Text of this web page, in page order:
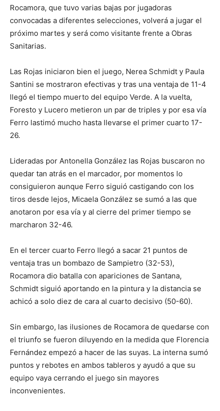
Rocamora, que tuvo varias bajas por jugadoras
convocadas a diferentes selecciones, volverá a jugar el
próximo martes y será como visitante frente a Obras
Sanitarias.
Las Rojas iniciaron bien el juego, Nerea Schmidt y Paula
Santini se mostraron efectivas y tras una ventaja de 11-4
llegó el tiempo muerto del equipo Verde. A la vuelta,
Foresto y Lucero metieron un par de triples y por esa vía
Ferro lastimó mucho hasta llevarse el primer cuarto 17-
26.
Lideradas por Antonella González las Rojas buscaron no
quedar tan atrás en el marcador, por momentos lo
consiguieron aunque Ferro siguió castigando con los
tiros desde lejos, Micaela González se sumó a las que
anotaron por esa vía y al cierre del primer tiempo se
marcharon 32-46.
En el tercer cuarto Ferro llegó a sacar 21 puntos de
ventaja tras un bombazo de Sampietro (32-53),
Rocamora dio batalla con apariciones de Santana,
Schmidt siguió aportando en la pintura y la distancia se
achicó a solo diez de cara al cuarto decisivo (50-60).
Sin embargo, las ilusiones de Rocamora de quedarse con
el triunfo se fueron diluyendo en la medida que Florencia
Fernández empezó a hacer de las suyas. La interna sumó
puntos y rebotes en ambos tableros y ayudó a que su
equipo vaya cerrando el juego sin mayores
inconvenientes.